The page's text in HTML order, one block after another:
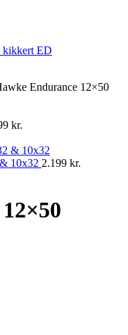
Endurance 12×50
kr.
10x32 2.199 kr.